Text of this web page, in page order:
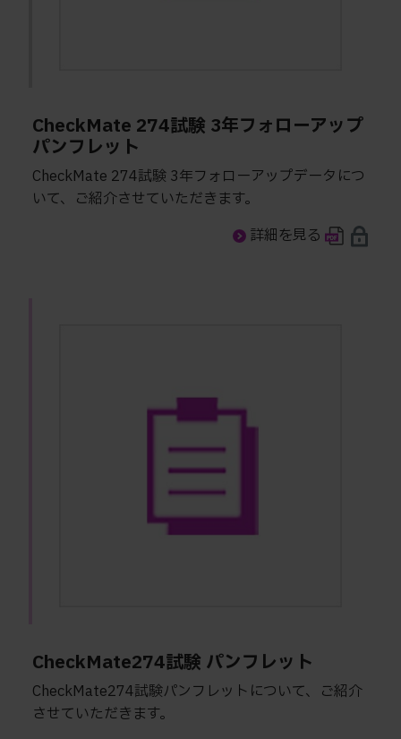
CheckMate 274試験 3年フォローアップ
パンフレット
CheckMate 274試験 3年フォローアップデータにつ
いて、ご紹介させていただきます。
詳細を見る
CheckMate274試験 パンフレット
CheckMate274試験パンフレットについて、ご紹介
させていただきます。